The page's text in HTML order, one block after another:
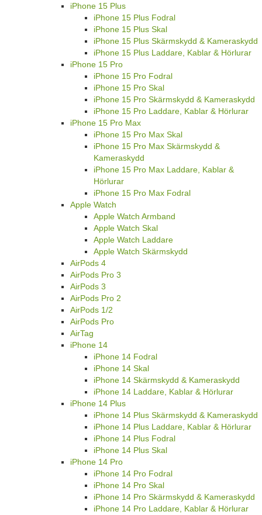
iPhone 15 Plus
iPhone 15 Plus Fodral
iPhone 15 Plus Skal
iPhone 15 Plus Skärmskydd & Kameraskydd
iPhone 15 Plus Laddare, Kablar & Hörlurar
iPhone 15 Pro
iPhone 15 Pro Fodral
iPhone 15 Pro Skal
iPhone 15 Pro Skärmskydd & Kameraskydd
iPhone 15 Pro Laddare, Kablar & Hörlurar
iPhone 15 Pro Max
iPhone 15 Pro Max Skal
iPhone 15 Pro Max Skärmskydd &
Kameraskydd
iPhone 15 Pro Max Laddare, Kablar &
Hörlurar
iPhone 15 Pro Max Fodral
Apple Watch
Apple Watch Armband
Apple Watch Skal
Apple Watch Laddare
Apple Watch Skärmskydd
AirPods 4
AirPods Pro 3
AirPods 3
AirPods Pro 2
AirPods 1/2
AirPods Pro
AirTag
iPhone 14
iPhone 14 Fodral
iPhone 14 Skal
iPhone 14 Skärmskydd & Kameraskydd
iPhone 14 Laddare, Kablar & Hörlurar
iPhone 14 Plus
iPhone 14 Plus Skärmskydd & Kameraskydd
iPhone 14 Plus Laddare, Kablar & Hörlurar
iPhone 14 Plus Fodral
iPhone 14 Plus Skal
iPhone 14 Pro
iPhone 14 Pro Fodral
iPhone 14 Pro Skal
iPhone 14 Pro Skärmskydd & Kameraskydd
iPhone 14 Pro Laddare, Kablar & Hörlurar